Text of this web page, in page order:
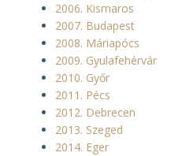
2006. Kismaros
2007. Budapest
2008. Máriapócs
2009. Gyulafehérvár
2010. Győr
2011. Pécs
2012. Debrecen
2013. Szeged
2014. Eger